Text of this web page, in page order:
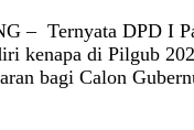
– Ternyata DPD I
kenapa di Pilgub
bagi Calon